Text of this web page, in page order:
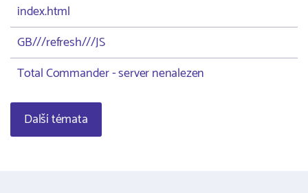
index.html
GB///refresh///JS
Total Commander - server nenalezen
Další témata